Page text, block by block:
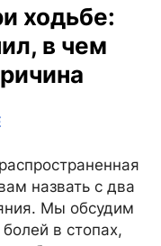
ходьбе:
в чем
назвать с два
Мы обсудим
в стопах,